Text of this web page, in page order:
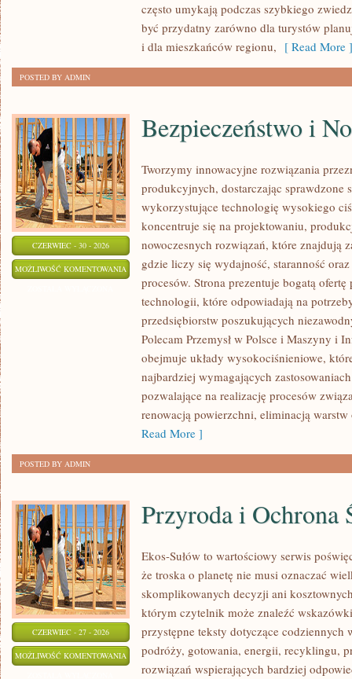
często umykają podczas szybkiego
być przydatny zarówno dla turystów
i dla mieszkańców regionu, [ Read More ]
POSTED BY ADMIN
CZERWIEC - 30 - 2026
MOŻLIWOŚĆ KOMENTOWANIA BEZPIECZEŃSTWO
NORMY
Bezpieczeństwo i
Tworzymy innowacyjne rozwiązania
produkcyjnych, dostarczając sprawdzone
wykorzystujące technologię wysokiego
koncentruje się na projektowaniu,
nowoczesnych rozwiązań, które znajdują
gdzie liczy się wydajność, staranność
procesów. Strona prezentuje bogatą ofertę
technologii, które odpowiadają na
przedsiębiorstw poszukujących
Polecam Przemysł w Polsce i Maszyny i
obejmuje układy wysokociśnieniowe,
najbardziej wymagających
pozwalające na realizację procesów
renowacją powierzchni, eliminacją
Read More ]
POSTED BY ADMIN
CZERWIEC - 27 - 2026
MOŻLIWOŚĆ KOMENTOWANIA PRZYRODA
Przyroda i Ochrona
Ekos-Sułów to wartościowy serwis
że troska o planetę nie musi oznaczać
skomplikowanych decyzji ani
którym czytelnik może znaleźć
przystępne teksty dotyczące
podróży, gotowania, energii, recyklingu,
rozwiązań wspierających bardziej